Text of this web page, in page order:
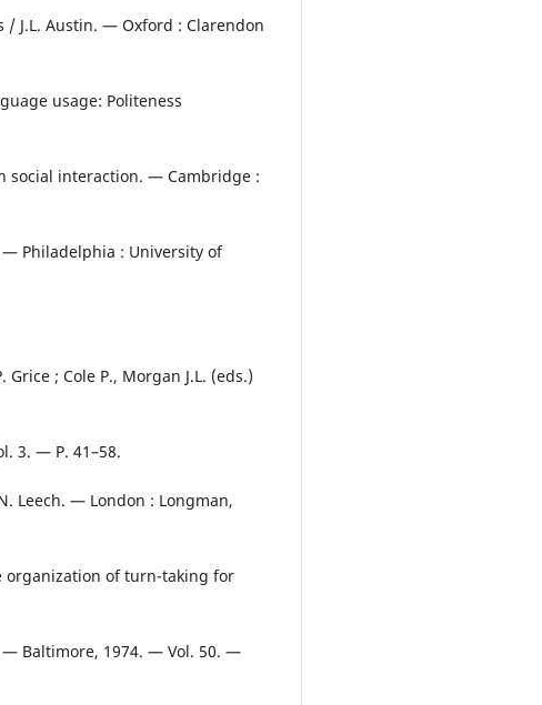
/ J.L. Austin. — Oxford : Clarendon
usage: Politeness
social interaction. — Cambridge :
— Philadelphia : University of
; Cole P., Morgan J.L. (eds.)
3. — P. 41–58.
Leech. — London : Longman,
organization of turn-taking for
— Baltimore, 1974. — Vol. 50. —